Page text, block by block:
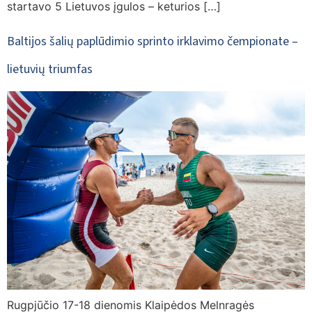
startavo 5 Lietuvos įgulos – keturios […]
Baltijos šalių paplūdimio sprinto irklavimo čempionate –
lietuvių triumfas
Rugpjūčio 17-18 dienomis Klaipėdos Melnragės